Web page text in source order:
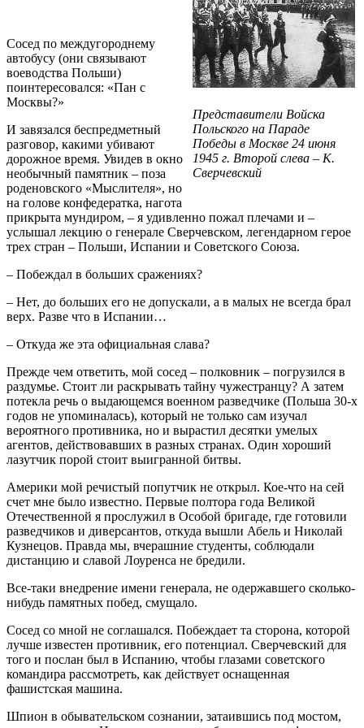
Представители Войска
Польского на Параде
Победы в Москве 24 июня
1945 г. Второй слева – К.
Сверчевский
Сосед по междугороднему
автобусу (они связывают
воеводства Польши)
поинтересовался: «Пан с
Москвы?»
И завязался беспредметный
разговор, какими убивают
дорожное время. Увидев в окно
необычный памятник – поза
роденовского «Мыслителя», но
на голове конфедератка, нагота
прикрыта мундиром, – я удивленно пожал плечами и –
услышал лекцию о генерале Сверчевском, легендарном герое
трех стран – Польши, Испании и Советского Союза.
– Побеждал в больших сражениях?
– Нет, до больших его не допускали, а в малых не всегда брал
верх. Разве что в Испании…
– Откуда же эта официальная слава?
Прежде чем ответить, мой сосед – полковник – погрузился в
раздумье. Стоит ли раскрывать тайну чужестранцу? А затем
потекла речь о выдающемся военном разведчике (Польша 30-х
годов не упоминалась), который не только сам изучал
вероятного противника, но и вырастил десятки умелых
агентов, действовавших в разных странах. Один хороший
лазутчик порой стоит выигранной битвы.
Америки мой речистый попутчик не открыл. Кое-что на сей
счет мне было известно. Первые полтора года Великой
Отечественной я прослужил в Особой бригаде, где готовили
разведчиков и диверсантов, откуда вышли Абель и Николай
Кузнецов. Правда мы, вчерашние студенты, соблюдали
дистанцию и славой Лоуренса не бредили.
Все-таки внедрение имени генерала, не одержавшего сколько-
нибудь памятных побед, смущало.
Сосед со мной не соглашался. Побеждает та сторона, которой
лучше известен противник, его потенциал. Сверчевский для
того и послан был в Испанию, чтобы глазами советского
командира рассмотреть, как действует оснащенная
фашистская машина.
Шпион в обывательском сознании, затаившись под мостом,